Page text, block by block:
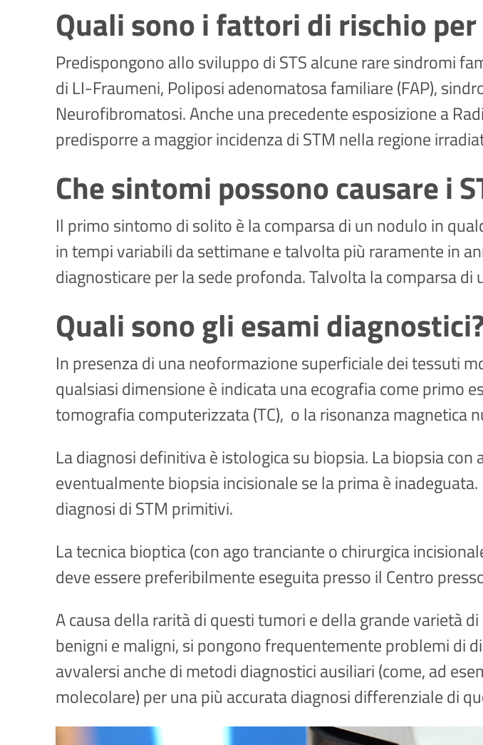
Quali sono i fattori di rischio per
Predispongono allo sviluppo di STS alcune rare sindromi
di LI-Fraumeni, Poliposi adenomatosa familiare (FAP),
Neurofibromatosi. Anche una precedente esposizione a
predisporre a maggior incidenza di STM nella regione
Che sintomi possono causare i
Il primo sintomo di solito è la comparsa di un nodulo in
in tempi variabili da settimane e talvolta più raramente in
diagnosticare per la sede profonda. Talvolta la comparsa
Quali sono gli esami
In presenza di una neoformazione superficiale dei tessuti
qualsiasi dimensione è indicata una ecografia come primo
tomografia computerizzata (TC), o la risonanza magnetica
La diagnosi definitiva è istologica su biopsia. La biopsia
eventualmente biopsia incisionale se la prima è
diagnosi di STM primitivi.
La tecnica bioptica (con ago tranciante o chirurgica
deve essere preferibilmente eseguita presso il Centro
A causa della rarità di questi tumori e della grande varietà
benigni e maligni, si pongono frequentemente problemi di
avvalersi anche di metodi diagnostici ausiliari (come, ad
molecolare) per una più accurata diagnosi differenziale di